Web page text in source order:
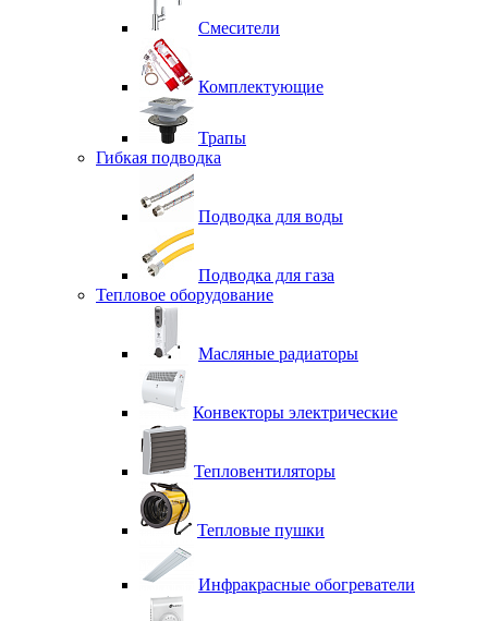
Смесители
Комплектующие
Трапы
Гибкая подводка
Подводка для воды
Подводка для газа
Тепловое оборудование
Масляные радиаторы
Конвекторы электрические
Тепловентиляторы
Тепловые пушки
Инфракрасные обогреватели